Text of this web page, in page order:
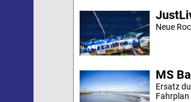
Neue
MS
Ersatz